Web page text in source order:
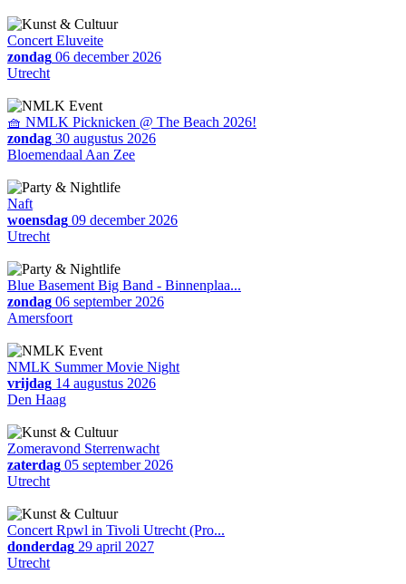
Concert Eluveite
zondag 06 december 2026
Utrecht
🧺 NMLK Picknicken @ The Beach 2026!
zondag 30 augustus 2026
Bloemendaal Aan Zee
Naft
woensdag 09 december 2026
Utrecht
Blue Basement Big Band - Binnenplaa...
zondag 06 september 2026
Amersfoort
NMLK Summer Movie Night
vrijdag 14 augustus 2026
Den Haag
Zomeravond Sterrenwacht
zaterdag 05 september 2026
Utrecht
Concert Rpwl in Tivoli Utrecht (Pro...
donderdag 29 april 2027
Utrecht